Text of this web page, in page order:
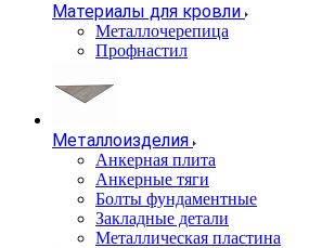
Материалы для кровли
Металлочерепица
Профнастил
Металлоизделия
Анкерная плита
Анкерные тяги
Болты фундаментные
Закладные детали
Металлическая пластина